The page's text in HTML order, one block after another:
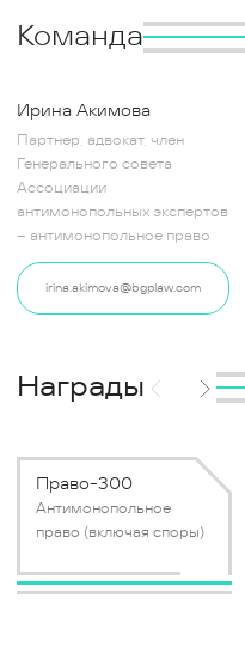
Команда
Ирина Акимова
Партнер, адвокат, член
Генерального совета
Ассоциации
антимонопольных экспертов
– антимонопольное право
irina.akimova@bgplaw.com
Награды
Право-300
Антимонопольное
право (включая споры)